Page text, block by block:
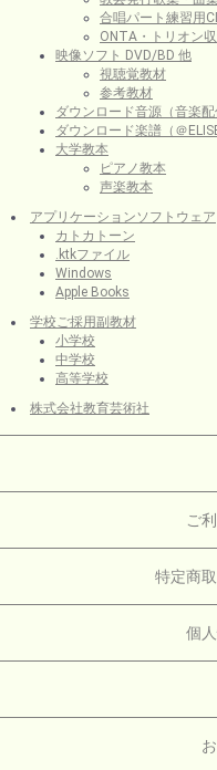
合唱パート練習用
ONTA・トリオン
映像ソフト DVD/BD 他
視聴覚教材
参考教材
ダウンロード音源（音楽配
ダウンロード楽譜（＠ELISE
大学教本
ピアノ教本
声楽教本
アプリケーションソフトウェア
カトカトーン
.ktkファイル
Windows
Apple Books
学校ご採用副教材
小学校
中学校
高等学校
株式会社教育芸術社
ご
特定商
個